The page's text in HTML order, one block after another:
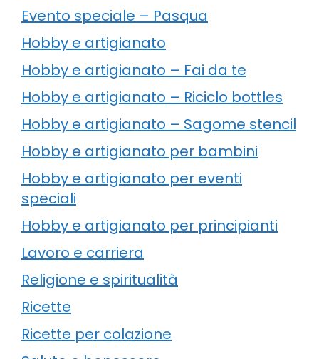
Evento speciale – Pasqua
Hobby e artigianato
Hobby e artigianato – Fai da te
Hobby e artigianato – Riciclo bottles
Hobby e artigianato – Sagome stencil
Hobby e artigianato per bambini
Hobby e artigianato per eventi
speciali
Hobby e artigianato per principianti
Lavoro e carriera
Religione e spiritualità
Ricette
Ricette per colazione